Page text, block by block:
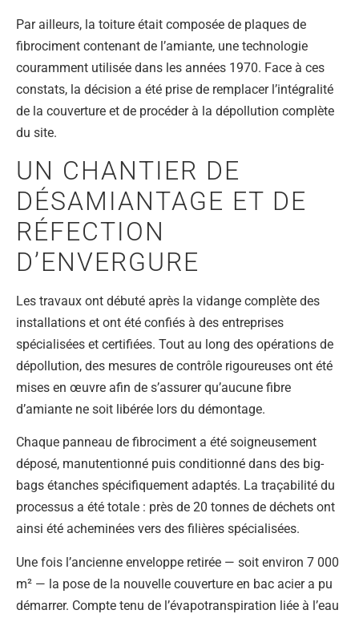
Par ailleurs, la toiture était composée de plaques de
fibrociment contenant de l’amiante, une technologie
couramment utilisée dans les années 1970. Face à ces
constats, la décision a été prise de remplacer l’intégralité
de la couverture et de procéder à la dépollution complète
du site.
UN CHANTIER DE
DÉSAMIANTAGE ET DE
RÉFECTION
D’ENVERGURE
Les travaux ont débuté après la vidange complète des
installations et ont été confiés à des entreprises
spécialisées et certifiées. Tout au long des opérations de
dépollution, des mesures de contrôle rigoureuses ont été
mises en œuvre afin de s’assurer qu’aucune fibre
d’amiante ne soit libérée lors du démontage.
Chaque panneau de fibrociment a été soigneusement
déposé, manutentionné puis conditionné dans des big-
bags étanches spécifiquement adaptés. La traçabilité du
processus a été totale : près de 20 tonnes de déchets ont
ainsi été acheminées vers des filières spécialisées.
Une fois l’ancienne enveloppe retirée — soit environ 7 000
m² — la pose de la nouvelle couverture en bac acier a pu
démarrer. Compte tenu de l’évapotranspiration liée à l’eau